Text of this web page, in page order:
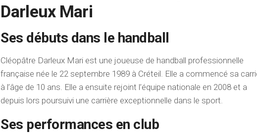
Darleux Mari
Ses débuts dans le handball
Cléopâtre Darleux Mari est une joueuse de handball professionnelle
française née le 22 septembre 1989 à Créteil. Elle a commencé sa
à l’âge de 10 ans. Elle a ensuite rejoint l’équipe nationale en 2008 et a
depuis lors poursuivi une carrière exceptionnelle dans le sport.
Ses performances en club